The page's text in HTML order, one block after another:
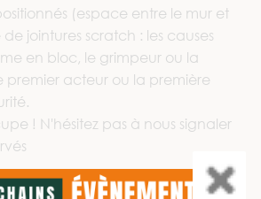
(espace entre le mur et
jointures scratch : les causes
en bloc, le grimpeur ou la
premier acteur ou la première
! N'hésitez pas à nous signaler
À CORDE